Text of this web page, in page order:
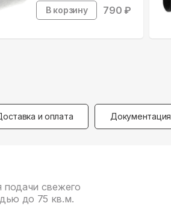
В корзину 790 ₽
и оплата Документация
подачи свежего
до 75 кв.м.